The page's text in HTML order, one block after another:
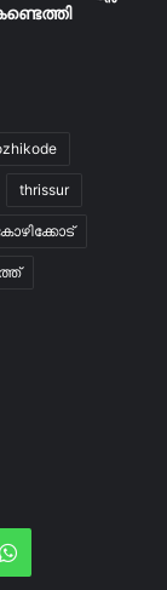
thrissur
WhatsApp